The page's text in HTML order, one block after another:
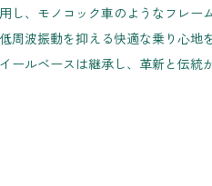
し、モノコック車のようなフレー
周波振動を抑える快適な乗り心地
ールベースは継承し、革新と伝統